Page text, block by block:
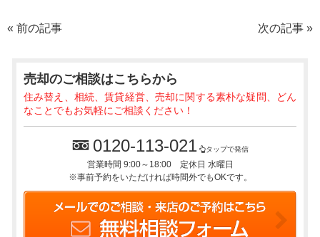
« 前の記事 次の記事 »
売却のご相談はこちらから
住み替え、相続、賃貸経営、売却に関する素朴な疑問、どん
なことでもお気軽にご相談ください！
0120-113-021 タップで発信
営業時間 9:00～18:00 定休日 水曜日
※事前予約をいただければ時間外でもOKです。